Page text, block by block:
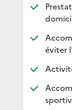
:
:
éviter